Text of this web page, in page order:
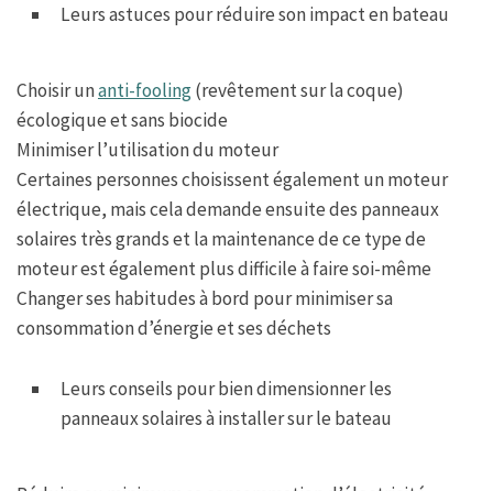
Leurs astuces pour réduire son impact en bateau
Choisir unanti-fooling(revêtement sur la coque)
écologique et sans biocide
Minimiser l’utilisation du moteur
Certaines personnes choisissent également un moteur
électrique, mais cela demande ensuite des panneaux
solaires très grands et la maintenance de ce type de
moteur est également plus difficile à faire soi-même
Changer ses habitudes à bord pour minimiser sa
consommation d’énergie et ses déchets
Leurs conseils pour bien dimensionner les
panneaux solaires à installer sur le bateau